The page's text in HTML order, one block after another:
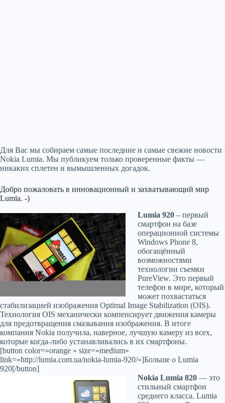
Для Вас мы собираем самые последние и самые свежие новости
Nokia Lumia. Мы публикуем только проверенные факты —
никаких сплетен и вымышленных догадок.
Добро пожаловать в инновационный и захватывающий мир
Lumia. -)
Lumia 920 – первый
смартфон на базе
операционной системы
Windows Phone 8,
обогащённый
возможностями
технологии съемки
PureView. Это первый
телефон в мире, который
может похвастаться
стабилизацией изображения Optimal Image Stabilization (OIS).
Технология OIS механически компенсирует движения камеры
для предотвращения смазывания изображения. В итоге
компания Nokia получила, наверное, лучшую камеру из всех,
которые когда-либо устанавливались в их смартфоны.
[button color=»orange » size=»medium»
link=»http://lumia.com.ua/nokia-lumia-920/»]Больше о Lumia
920[/button]
Nokia Lumia 820 — это
стильный смартфон
среднего класса. Lumia